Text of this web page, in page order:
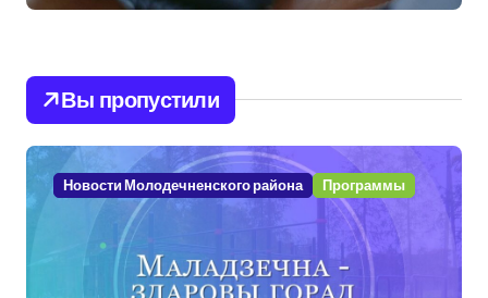
Вы пропустили
Новости Молодечненского района Программы